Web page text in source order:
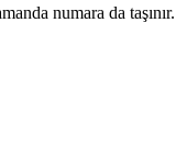
numara da